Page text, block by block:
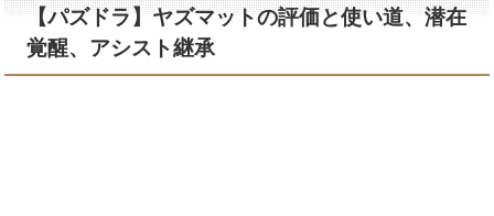
【パズドラ】ヤズマットの評価と使い道、潜在
覚醒、アシスト継承